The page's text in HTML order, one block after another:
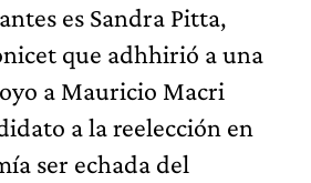
es Sandra Pitta,
que adhhirió a una
a Mauricio Macri
a la reelección en
ser echada del